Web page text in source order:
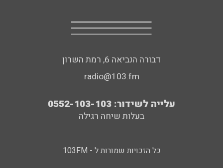
דבורה הנביאה 6, רמת השרון
radio@103.fm
עלייה לשידור: 0552-103-103
בעלות שיחה רגילה
כל הזכויות שמורות ל - 103FM